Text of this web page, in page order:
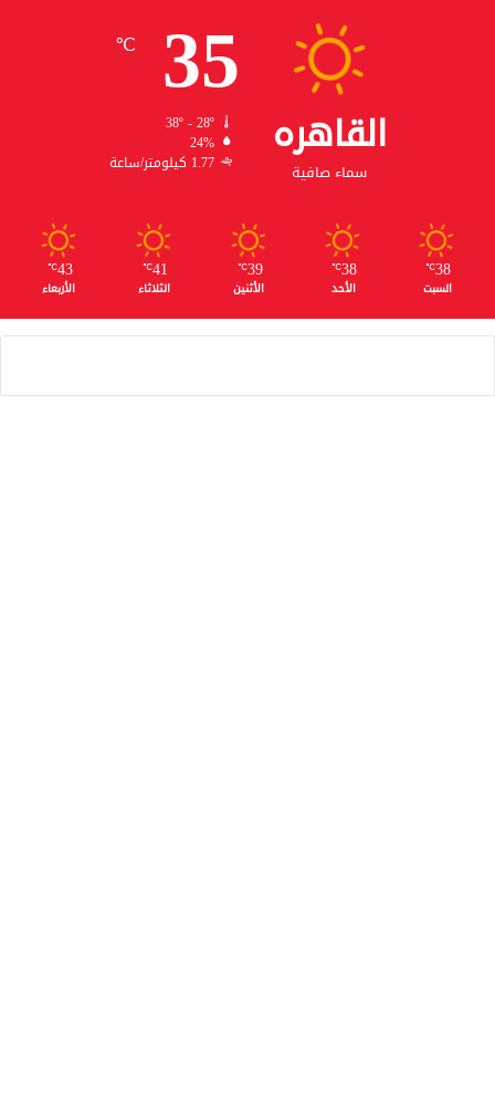
القاهره
سماء صافية
35
℃
38º - 28º
24%
1.77 كيلومتر/ساعة
38
℃
السبت
38
℃
الأحد
39
℃
الأثنين
41
℃
الثلاثاء
43
℃
الأربعاء